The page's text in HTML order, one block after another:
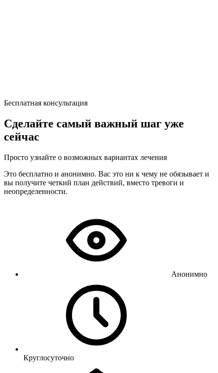
Бесплатная консультация
Сделайте самый важный шаг уже
сейчас
Просто узнайте о возможных вариантах лечения
Это бесплатно и анонимно. Вас это ни к чему не обязывает и
вы получите четкий план действий, вместо тревоги и
неопределенности.
Анонимно
Круглосуточно